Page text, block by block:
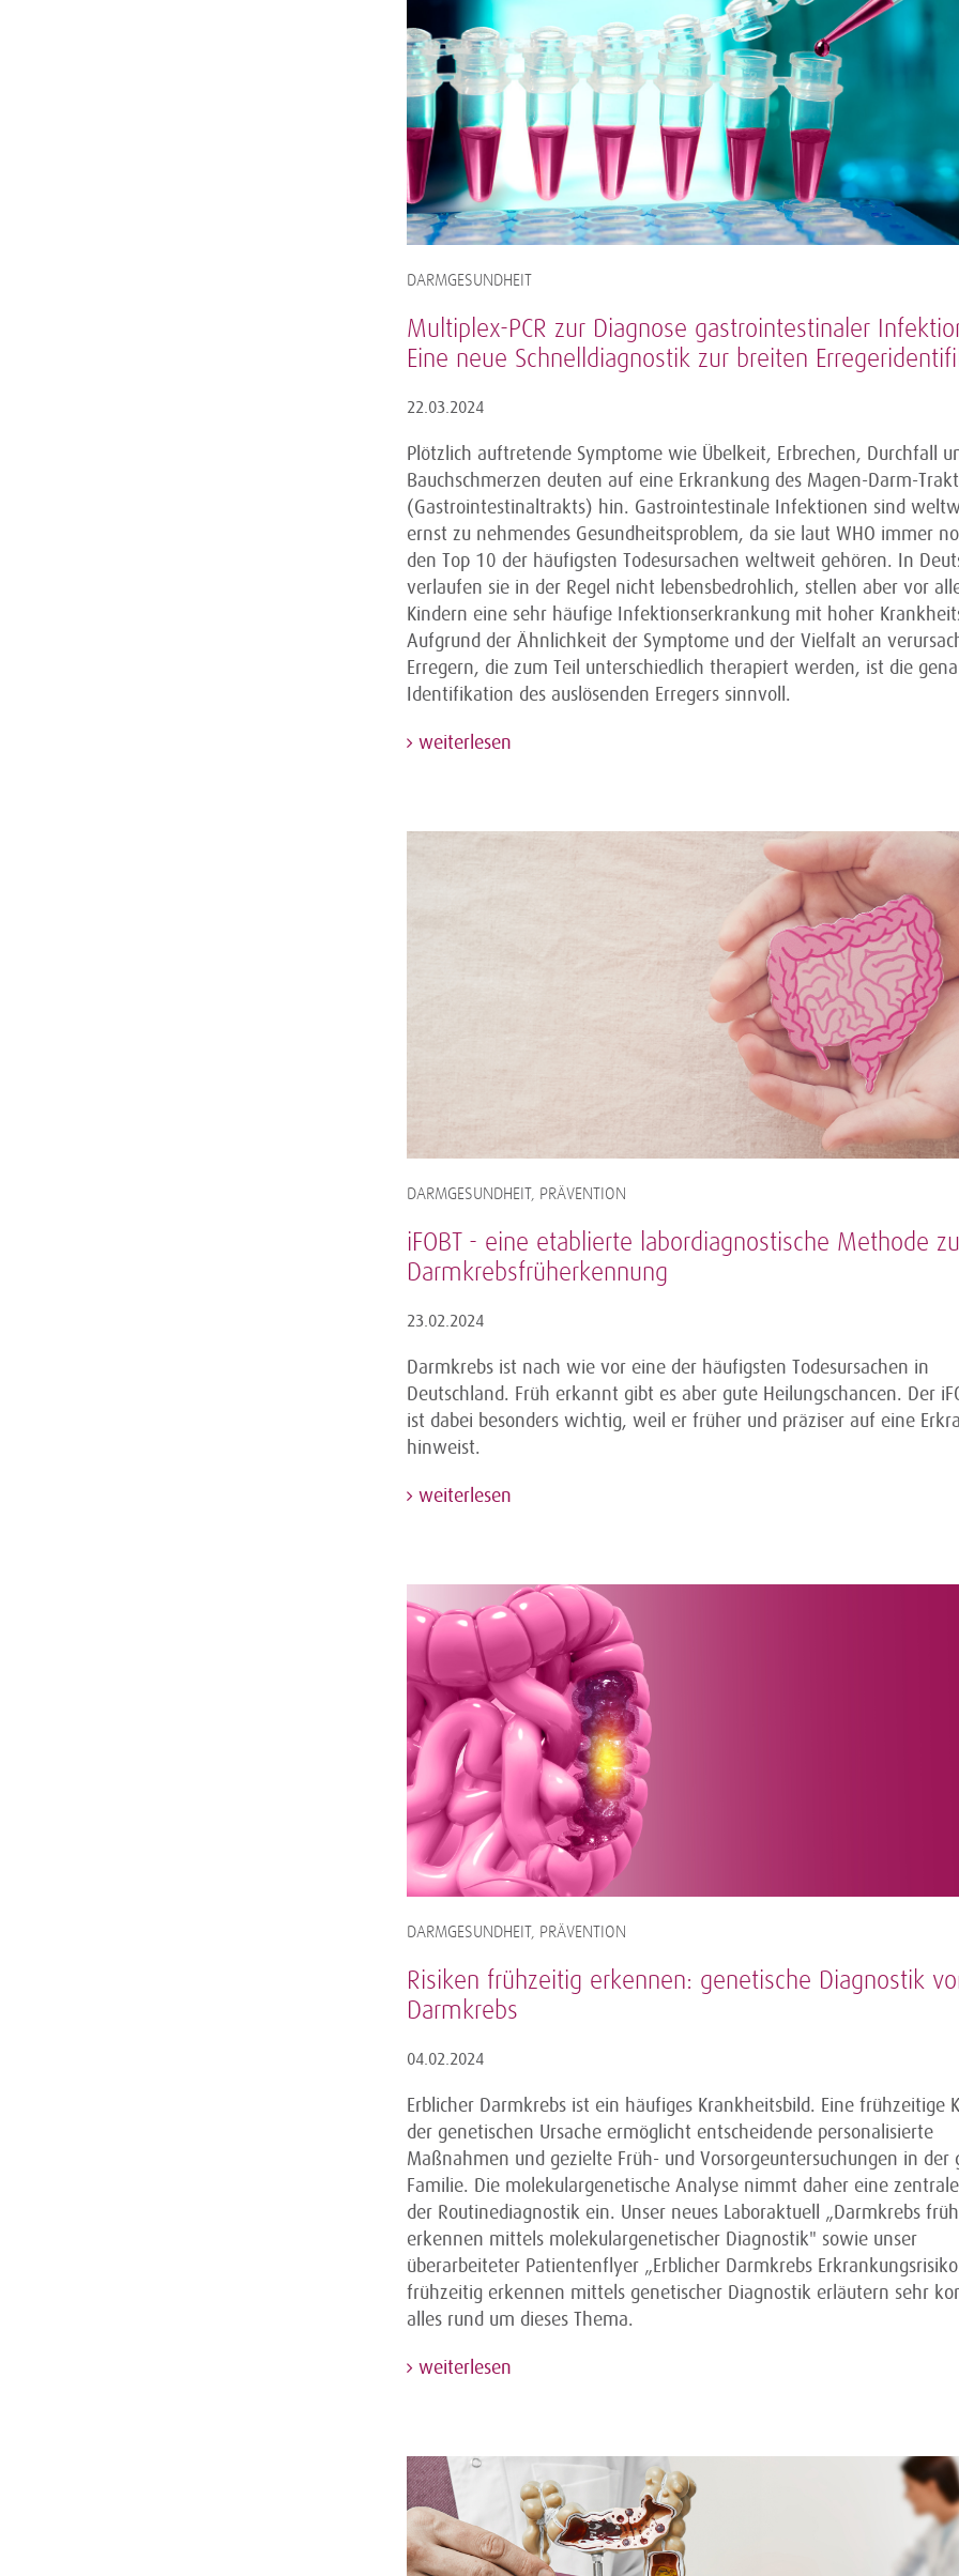
DARMGESUNDHEIT
Multiplex-PCR zur Diagnose gastrointestinaler
Eine neue Schnelldiagnostik zur breiten
22.03.2024
Plötzlich auftretende Symptome wie Übelkeit, Erbrechen, Durchfall
Bauchschmerzen deuten auf eine Erkrankung des Magen-Darm-
(Gastrointestinaltrakts) hin. Gastrointestinale Infektionen sind
ernst zu nehmendes Gesundheitsproblem, da sie laut WHO immer
den Top 10 der häufigsten Todesursachen weltweit gehören. In
verlaufen sie in der Regel nicht lebensbedrohlich, stellen aber vor
Kindern eine sehr häufige Infektionserkrankung mit hoher
Aufgrund der Ähnlichkeit der Symptome und der Vielfalt an
Erregern, die zum Teil unterschiedlich therapiert werden, ist die
Identifikation des auslösenden Erregers sinnvoll.
weiterlesen
DARMGESUNDHEIT, PRÄVENTION
iFOBT - eine etablierte labordiagnostische Methode
Darmkrebsfrüherkennung
23.02.2024
Darmkrebs ist nach wie vor eine der häufigsten Todesursachen in
Deutschland. Früh erkannt gibt es aber gute Heilungschancen. Der
ist dabei besonders wichtig, weil er früher und präziser auf eine
hinweist.
weiterlesen
DARMGESUNDHEIT, PRÄVENTION
Risiken frühzeitig erkennen: genetische Diagnostik
Darmkrebs
04.02.2024
Erblicher Darmkrebs ist ein häufiges Krankheitsbild. Eine frühzeitige
der genetischen Ursache ermöglicht entscheidende personalisierte
Maßnahmen und gezielte Früh- und Vorsorgeuntersuchungen in der
Familie. Die molekulargenetische Analyse nimmt daher eine
der Routinediagnostik ein. Unser neues Laboraktuell „Darmkrebs
erkennen mittels molekulargenetischer Diagnostik" sowie unser
überarbeiteter Patientenflyer „Erblicher Darmkrebs Erkrankungsrisiko
frühzeitig erkennen mittels genetischer Diagnostik erläutern sehr
alles rund um dieses Thema.
weiterlesen